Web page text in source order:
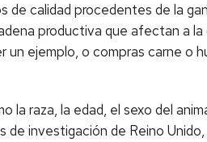
calidad procedentes de la
productiva que afectan a
ejemplo, o compras carne o
raza, la edad, el sexo del
investigación de Reino